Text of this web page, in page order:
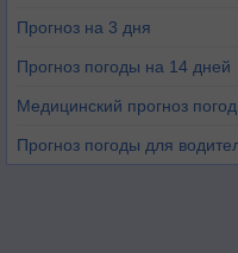
Прогноз на 3 дня
Прогноз погоды на 14 дней
Медицинский прогноз
Прогноз погоды для